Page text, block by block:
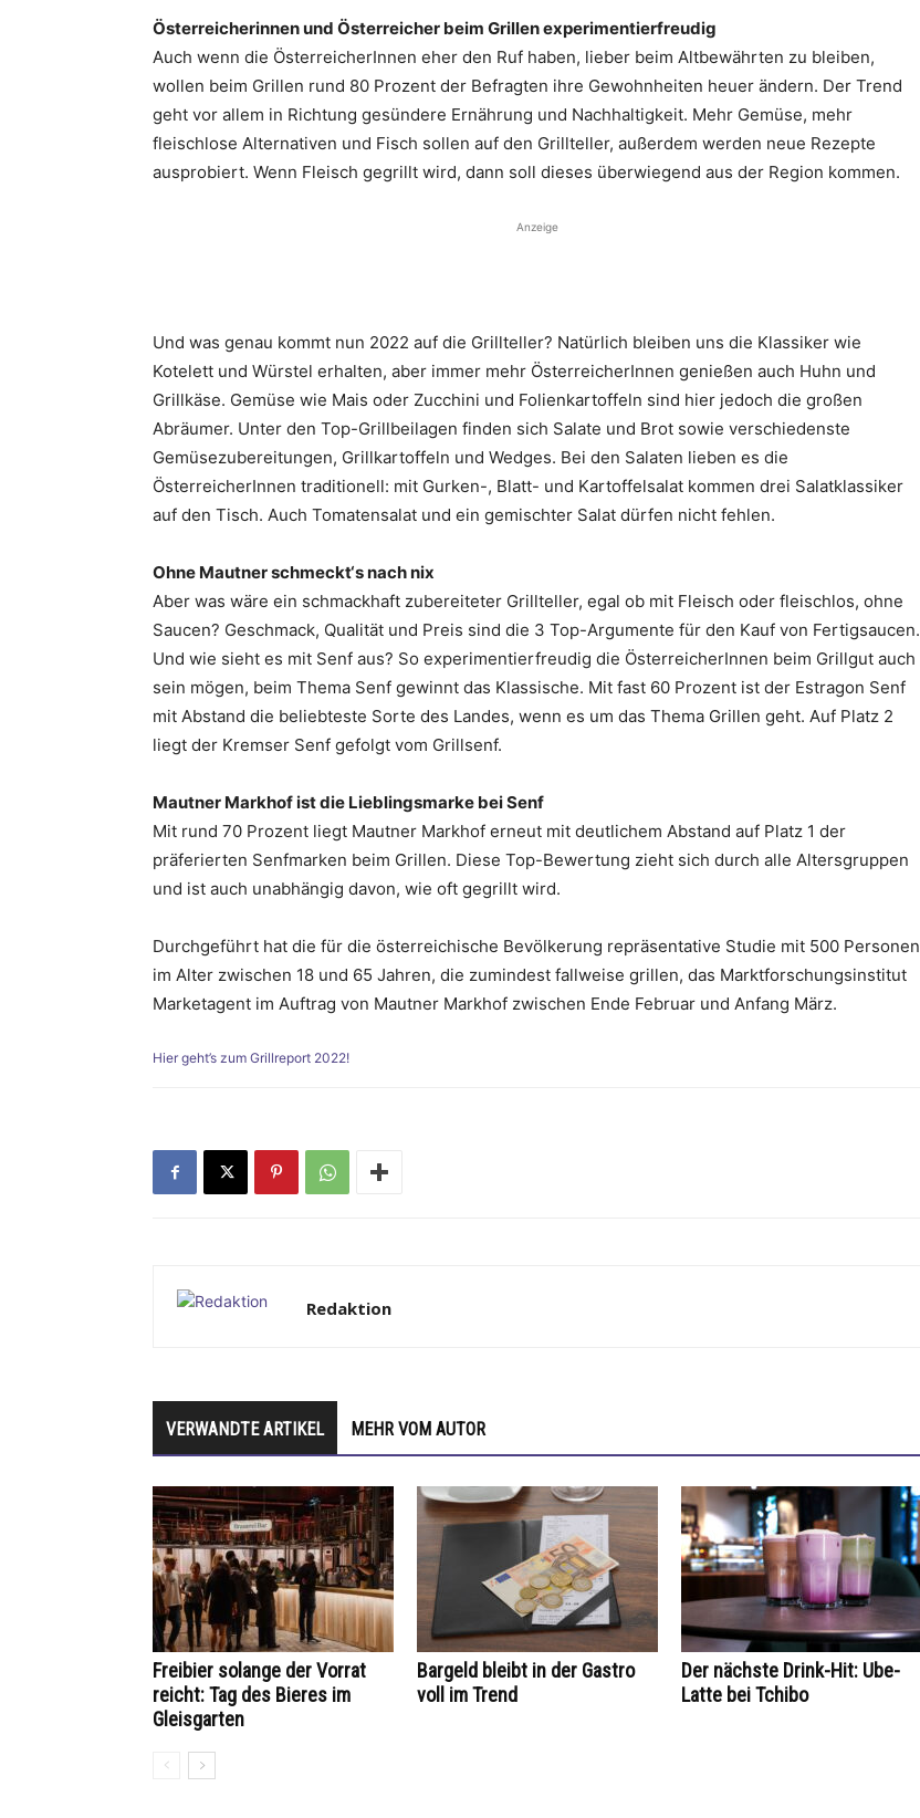
Österreicherinnen und Österreicher beim Grillen experimentierfreudig
Auch wenn die ÖsterreicherInnen eher den Ruf haben, lieber beim Altbewährten zu bleiben,
wollen beim Grillen rund 80 Prozent der Befragten ihre Gewohnheiten heuer ändern. Der Trend
geht vor allem in Richtung gesündere Ernährung und Nachhaltigkeit. Mehr Gemüse, mehr
fleischlose Alternativen und Fisch sollen auf den Grillteller, außerdem werden neue Rezepte
ausprobiert. Wenn Fleisch gegrillt wird, dann soll dieses überwiegend aus der Region kommen.
Anzeige
Und was genau kommt nun 2022 auf die Grillteller? Natürlich bleiben uns die Klassiker wie
Kotelett und Würstel erhalten, aber immer mehr ÖsterreicherInnen genießen auch Huhn und
Grillkäse. Gemüse wie Mais oder Zucchini und Folienkartoffeln sind hier jedoch die großen
Abräumer. Unter den Top-Grillbeilagen finden sich Salate und Brot sowie verschiedenste
Gemüsezubereitungen, Grillkartoffeln und Wedges. Bei den Salaten lieben es die
ÖsterreicherInnen traditionell: mit Gurken-, Blatt- und Kartoffelsalat kommen drei Salatklassiker
auf den Tisch. Auch Tomatensalat und ein gemischter Salat dürfen nicht fehlen.
Ohne Mautner schmeckt‘s nach nix
Aber was wäre ein schmackhaft zubereiteter Grillteller, egal ob mit Fleisch oder fleischlos, ohne
Saucen? Geschmack, Qualität und Preis sind die 3 Top-Argumente für den Kauf von Fertigsaucen.
Und wie sieht es mit Senf aus? So experimentierfreudig die ÖsterreicherInnen beim Grillgut auch
sein mögen, beim Thema Senf gewinnt das Klassische. Mit fast 60 Prozent ist der Estragon Senf
mit Abstand die beliebteste Sorte des Landes, wenn es um das Thema Grillen geht. Auf Platz 2
liegt der Kremser Senf gefolgt vom Grillsenf.
Mautner Markhof ist die Lieblingsmarke bei Senf
Mit rund 70 Prozent liegt Mautner Markhof erneut mit deutlichem Abstand auf Platz 1 der
präferierten Senfmarken beim Grillen. Diese Top-Bewertung zieht sich durch alle Altersgruppen
und ist auch unabhängig davon, wie oft gegrillt wird.
Durchgeführt hat die für die österreichische Bevölkerung repräsentative Studie mit 500 Personen
im Alter zwischen 18 und 65 Jahren, die zumindest fallweise grillen, das Marktforschungsinstitut
Marketagent im Auftrag von Mautner Markhof zwischen Ende Februar und Anfang März.
Hier geht’s zum Grillreport 2022!
Redaktion
VERWANDTE ARTIKEL MEHR VOM AUTOR
Freibier solange der Vorrat
reicht: Tag des Bieres im
Gleisgarten
Bargeld bleibt in der Gastro
voll im Trend
Der nächste Drink-Hit: Ube-
Latte bei Tchibo